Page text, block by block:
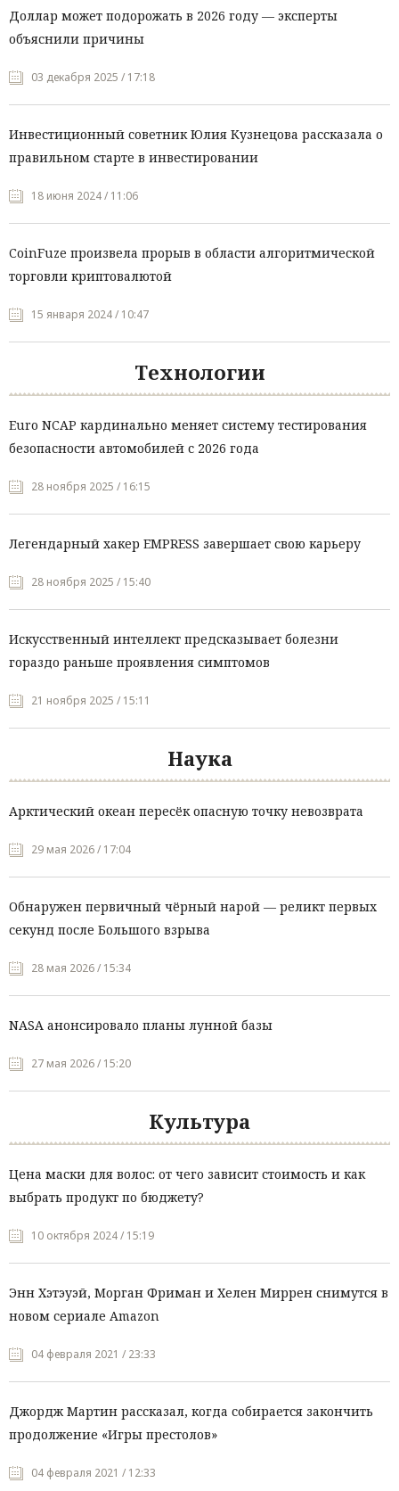
Доллар может подорожать в 2026 году — эксперты
объяснили причины
03 декабря 2025 / 17:18
Инвестиционный советник Юлия Кузнецова рассказала о
правильном старте в инвестировании
18 июня 2024 / 11:06
CoinFuze произвела прорыв в области алгоритмической
торговли криптовалютой
15 января 2024 / 10:47
Технологии
Euro NCAP кардинально меняет систему тестирования
безопасности автомобилей с 2026 года
28 ноября 2025 / 16:15
Легендарный хакер EMPRESS завершает свою карьеру
28 ноября 2025 / 15:40
Искусственный интеллект предсказывает болезни
гораздо раньше проявления симптомов
21 ноября 2025 / 15:11
Наука
Арктический океан пересёк опасную точку невозврата
29 мая 2026 / 17:04
Обнаружен первичный чёрный нарой — реликт первых
секунд после Большого взрыва
28 мая 2026 / 15:34
NASA анонсировало планы лунной базы
27 мая 2026 / 15:20
Культура
Цена маски для волос: от чего зависит стоимость и как
выбрать продукт по бюджету?
10 октября 2024 / 15:19
Энн Хэтэуэй, Морган Фриман и Хелен Миррен снимутся в
новом сериале Amazon
04 февраля 2021 / 23:33
Джордж Мартин рассказал, когда собирается закончить
продолжение «Игры престолов»
04 февраля 2021 / 12:33